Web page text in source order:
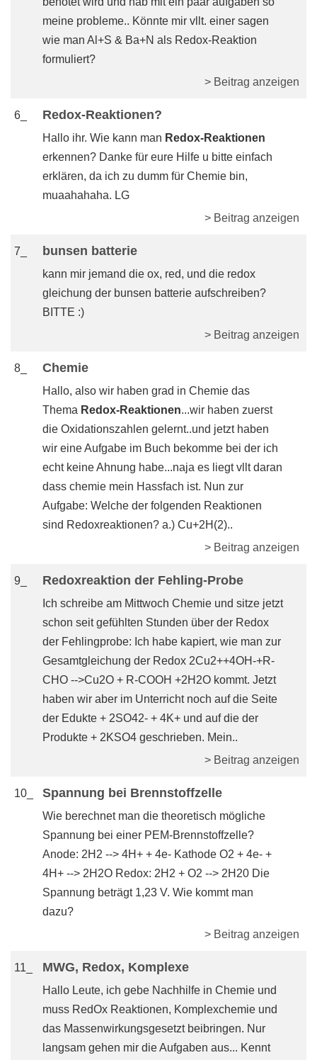
meine probleme.. Könnte mir vllt. einer sagen
wie man Al+S & Ba+N als Redox-Reaktion
formuliert?
> Beitrag anzeigen
6_ Redox-Reaktionen?
Hallo ihr. Wie kann man Redox-Reaktionen
erkennen? Danke für eure Hilfe u bitte einfach
erklären, da ich zu dumm für Chemie bin,
muaahahaha. LG
> Beitrag anzeigen
7_ bunsen batterie
kann mir jemand die ox, red, und die redox
gleichung der bunsen batterie aufschreiben?
BITTE :)
> Beitrag anzeigen
8_ Chemie
Hallo, also wir haben grad in Chemie das
Thema Redox-Reaktionen...wir haben zuerst
die Oxidationszahlen gelernt..und jetzt haben
wir eine Aufgabe im Buch bekomme bei der ich
echt keine Ahnung habe...naja es liegt vllt daran
dass chemie mein Hassfach ist. Nun zur
Aufgabe: Welche der folgenden Reaktionen
sind Redoxreaktionen? a.) Cu+2H(2)..
> Beitrag anzeigen
9_ Redoxreaktion der Fehling-Probe
Ich schreibe am Mittwoch Chemie und sitze jetzt
schon seit gefühlten Stunden über der Redox
der Fehlingprobe: Ich habe kapiert, wie man zur
Gesamtgleichung der Redox 2Cu2++4OH-+R-
CHO -->Cu2O + R-COOH +2H2O kommt. Jetzt
haben wir aber im Unterricht noch auf die Seite
der Edukte + 2SO42- + 4K+ und auf die der
Produkte + 2KSO4 geschrieben. Mein..
> Beitrag anzeigen
10_ Spannung bei Brennstoffzelle
Wie berechnet man die theoretisch mögliche
Spannung bei einer PEM-Brennstoffzelle?
Anode: 2H2 --> 4H+ + 4e- Kathode O2 + 4e- +
4H+ --> 2H2O Redox: 2H2 + O2 --> 2H20 Die
Spannung beträgt 1,23 V. Wie kommt man
dazu?
> Beitrag anzeigen
11_ MWG, Redox, Komplexe
Hallo Leute, ich gebe Nachhilfe in Chemie und
muss RedOx Reaktionen, Komplexchemie und
das Massenwirkungsgesetzt beibringen. Nur
langsam gehen mir die Aufgaben aus... Kennt